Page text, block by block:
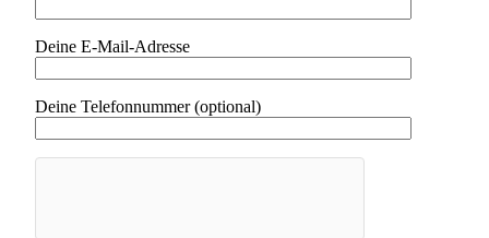
Deine E-Mail-Adresse
Deine Telefonnummer (optional)